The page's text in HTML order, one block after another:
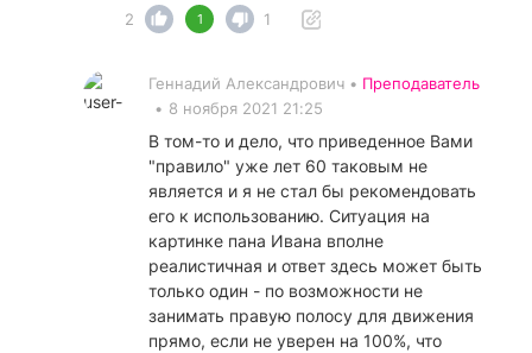
2
1 1
Геннадий Александрович • Преподаватель
• 8 ноября 2021 21:25
В том-то и дело, что приведенное Вами
"правило" уже лет 60 таковым не
является и я не стал бы рекомендовать
его к использованию. Ситуация на
картинке пана Ивана вполне
реалистичная и ответ здесь может быть
только один - по возможности не
занимать правую полосу для движения
прямо, если не уверен на 100%, что